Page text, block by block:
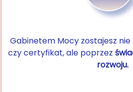
Gabinetem Mocy zostajesz
czy certyfikat, ale poprzez
rozwoju.